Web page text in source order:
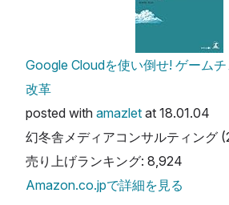
Google Cloudを使い倒せ! ゲーム
改革
posted with amazlet at 18.01.04
幻冬舎メディアコンサルティング
売り上げランキング: 8,924
Amazon.co.jpで詳細を見る